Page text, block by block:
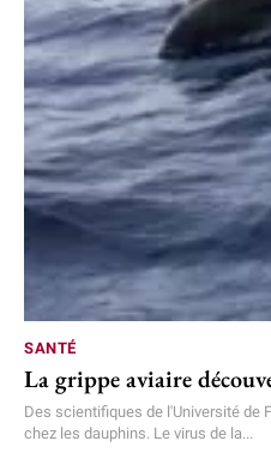
SANTÉ
La grippe aviaire
Des scientifiques de l'Université de
chez les dauphins. Le virus de la...